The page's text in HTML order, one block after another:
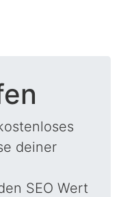
deiner
SEO Wert